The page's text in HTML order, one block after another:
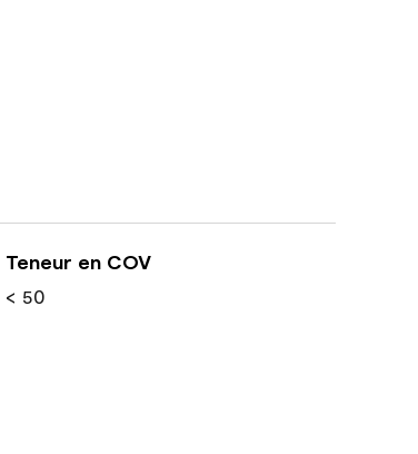
Teneur en COV
< 50